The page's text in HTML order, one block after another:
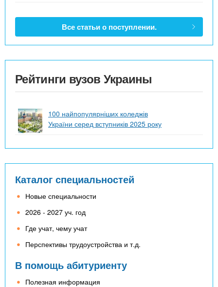
Все статьи о поступлении.
Рейтинги вузов Украины
100 найпопулярніших коледжів
України серед вступників 2025 року
Каталог специальностей
Новые специальности
2026 - 2027 уч. год
Где учат, чему учат
Перспективы трудоустройства и т.д.
В помощь абитуриенту
Полезная информация